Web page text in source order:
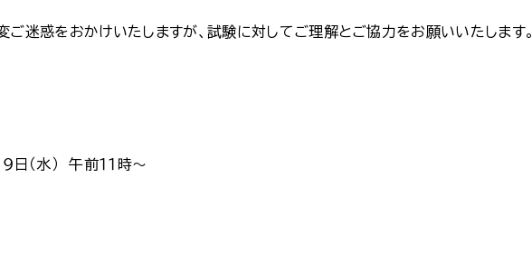
迷惑をおかけいたしますが、試験に対してご理解とご協力をお願いいたします。
日（水） 午前１１時～